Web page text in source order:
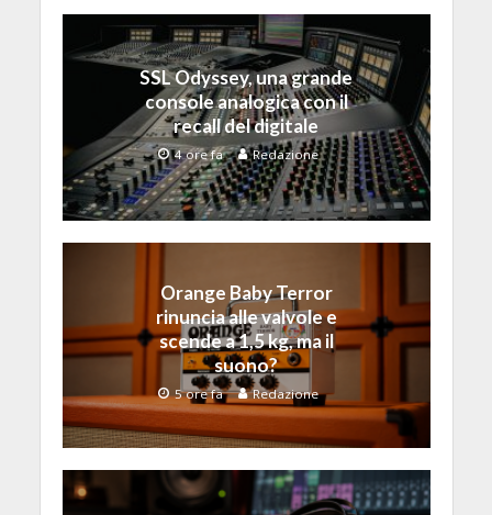
SSL Odyssey, una grande
console analogica con il
recall del digitale
4 ore fa Redazione
Orange Baby Terror
rinuncia alle valvole e
scende a 1,5 kg, ma il
suono?
5 ore fa Redazione